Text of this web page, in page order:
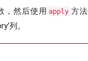
，然后使用 apply 方
列。